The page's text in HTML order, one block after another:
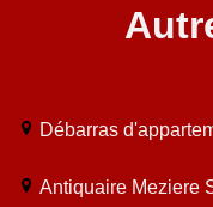
Débarras
Antiquaire Meziere